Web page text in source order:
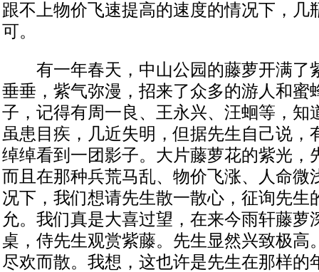
跟不上物价飞速提高的速度的情况下，几
可。
有一年春天，中山公园的藤萝开满了
垂垂，紫气弥漫，招来了众多的游人和蜜
子，记得有周一良、王永兴、汪蛔等，知
虽患目疾，几近失明，但据先生自己说，
绰绰看到一团影子。大片藤萝花的紫光，
而且在那种兵荒马乱、物价飞涨、人命微
况下，我们想请先生散一散心，征询先生
允。我们真是大喜过望，在来今雨轩藤萝
桌，侍先生观赏紫藤。先生显然兴致极高
尽欢而散。我想，这也许是先生在那样的